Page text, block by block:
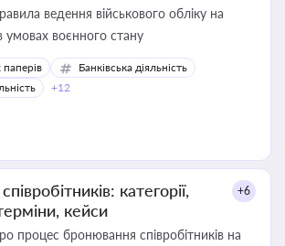
ведення військового обліку на
умовах воєнного стану
Банківська діяльність
+12
категорії,
кейси
+6
процес бронювання співробітників на